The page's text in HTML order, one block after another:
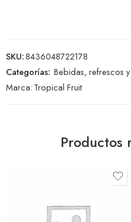
SKU:8436048722178
Categorías: Bebidas, refrescos
Marca:Tropical Fruit
Productos